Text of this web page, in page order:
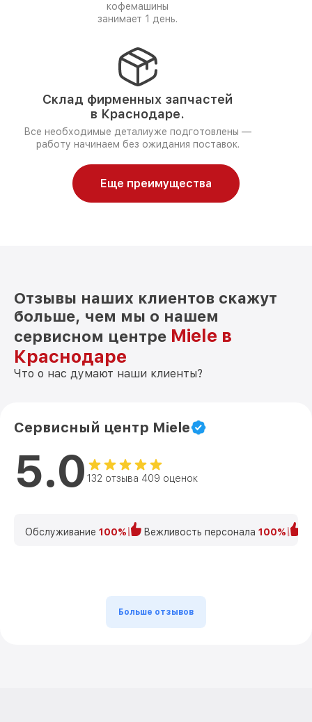
кофемашины
занимает 1 день.
Склад фирменных запчастей
в Краснодаре.
Все необходимые деталиуже подготовлены —
работу начинаем без ожидания поставок.
Еще преимущества
Отзывы наших клиентов скажут
больше, чем мы о нашем
сервисном центре Miele в
Краснодаре
Что о нас думают наши клиенты?
Сервисный центр Miele
5.0 132 отзыва 409 оценок
Обслуживание 100% Вежливость персонала 100%
Больше отзывов